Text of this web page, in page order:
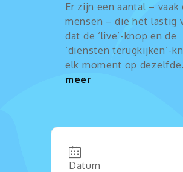
Er zijn een aantal – vaak
mensen – die het lastig
dat de ‘live’-knop en de
‘diensten terugkijken’-
elk moment op
meer
te
Datum